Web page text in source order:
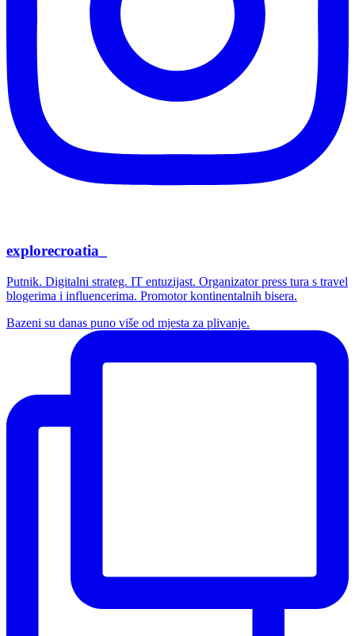
explorecroatia_
Putnik. Digitalni strateg. IT entuzijast. Organizator press tura s travel
blogerima i influencerima. Promotor kontinentalnih bisera.
Bazeni su danas puno više od mjesta za plivanje.